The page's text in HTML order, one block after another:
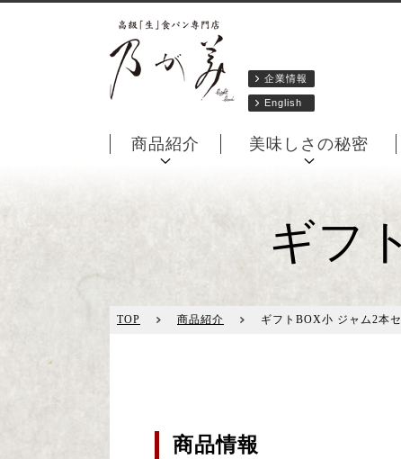
企業情報
English
商品紹介 美味しさの秘密
ギフ
TOP 商品紹介 ギフトBOX小 ジャム2本セ
商品情報